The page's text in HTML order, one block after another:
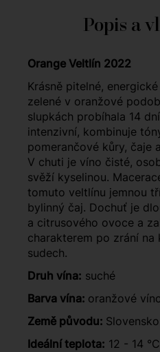
Popis a
Orange Veltlín 2022
Krásně pitelné,
zelené v oranžové
slupkách probíhala 14
intenzivní, kombinuje
pomerančové kůry, čaje
V chuti je víno čisté,
svěží kyselinou.
tomuto veltlínu jemnou
bylinný čaj. Dochuť je
a citrusového ovoce a
charakterem po zrání
sudech.
Druh vína: suché
Barva vína: oranžové
Země původu: Slovensko
Ideální teplota: 12 - 14 °C